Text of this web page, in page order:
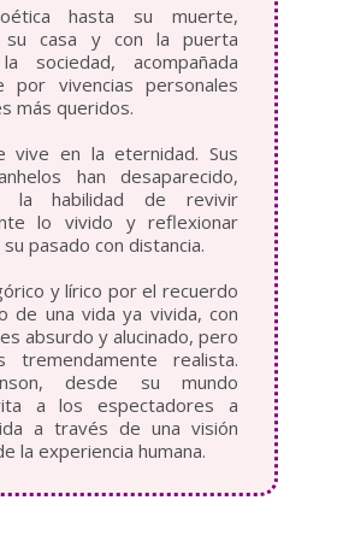
hasta su muerte,
su casa y con la puerta
sociedad, acompañada
por vivencias personales
más queridos.
vive en la eternidad. Sus
han desaparecido,
la habilidad de revivir
lo vivido y reflexionar
pasado con distancia.
y lírico por el recuerdo
de una vida ya vivida, con
absurdo y alucinado, pero
tremendamente realista.
desde su mundo
a los espectadores a
a través de una visión
la experiencia humana.